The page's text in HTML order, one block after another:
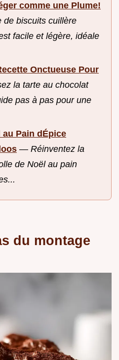
comme une Plume!
de biscuits cuillère
facile et légère, idéale
Onctueuse Pour
la tarte au chocolat
pas à pas pour une
Pain dÉpice
— Réinventez la
de Noël au pain
du montage